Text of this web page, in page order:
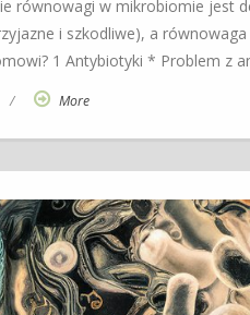
równowagi w mikrobiomie jest
i szkodliwe), a
1 Antybiotyki * Problem z
/ More